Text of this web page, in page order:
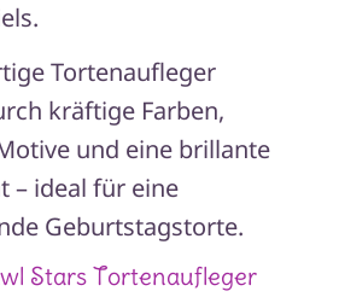
Tortenaufleger
kräftige Farben,
und eine brillante
– ideal für eine
Geburtstagstorte.
Stars Tortenaufleger